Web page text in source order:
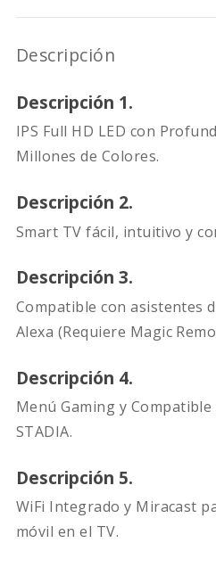
Descripción
Descripción 1.
IPS Full HD LED con
Millones de Colores.
Descripción 2.
Smart TV fácil, intuitivo y
Descripción 3.
Compatible con asistentes
Alexa (Requiere Magic
Descripción 4.
Menú Gaming y
STADIA.
Descripción 5.
WiFi Integrado y Miracast
móvil en el TV.